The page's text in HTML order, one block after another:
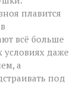
плавится
всё больше
условиях даже
а
под